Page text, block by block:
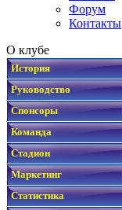
Форум
Контакты
О клубе
История
Руководство
Спонсоры
Команда
Стадион
Маркетинг
Статистика